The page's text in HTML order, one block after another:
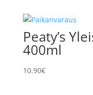
Peaty’s
400ml
10.90€